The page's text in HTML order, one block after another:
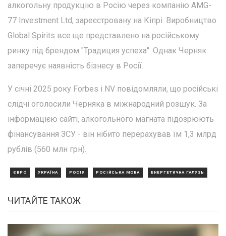
алкогольну продукцію в Росію через компанію AMG-
77 Investment Ltd, зареєстровану на Кіпрі. Виробництво
Global Spirits все ще представлено на російському
ринку під брендом "Традиция успеха". Однак Черняк
заперечує наявність бізнесу в Росії.
У січні 2025 року Forbes і NV повідомляли, що російські
слідчі оголосили Черняка в міжнародний розшук. За
інформацією сайті, алкогольного магната підозрюють
фінансування ЗСУ - він нібито перерахував їм 1,3 млрд
рублів (560 млн грн).
ЄВРО УКРАЇНА РОСІЯ РОСІЙСЬКА МОВА ЕНЕРГЕТИЧНА ГАЛУЗЬ
ЧИТАЙТЕ ТАКОЖ